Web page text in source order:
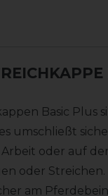
Basic
umschließt
oder auf
oder
am